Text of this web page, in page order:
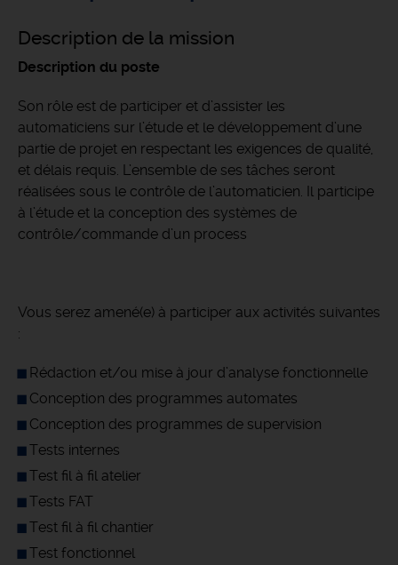
Description de la mission
Description du poste
Son rôle est de participer et d’assister les
automaticiens sur l’étude et le développement d’une
partie de projet en respectant les exigences de qualité,
et délais requis. L’ensemble de ses tâches seront
réalisées sous le contrôle de l’automaticien. Il participe
à l’étude et la conception des systèmes de
contrôle/commande d’un process
Vous serez amené(e) à participer aux activités suivantes
:
Rédaction et/ou mise à jour d’analyse fonctionnelle
Conception des programmes automates
Conception des programmes de supervision
Tests internes
Test fil à fil atelier
Tests FAT
Test fil à fil chantier
Test fonctionnel